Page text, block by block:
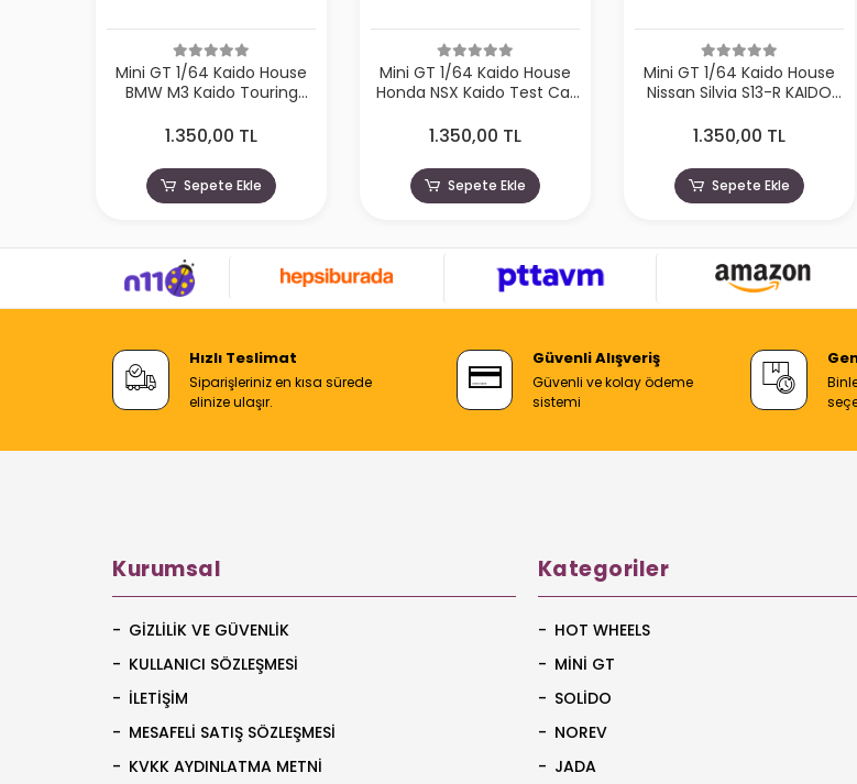
Mini GT 1/64 Kaido House
Honda NSX Kaido Test Car
1.350,00 TL
Sepete Ekle
Mini GT 1/64 Kaido House
Nissan Silvia S13-R KAIDO
1.350,00 TL
Sepete Ekle
Mini GT MGT00957 1/64
Ford Mustang Dark Horse
800,00 TL
Sepete Ekle
Hızlı Teslimat
Siparişleriniz en kısa sürede
elinize ulaşır.
Güvenli Alışveriş
Güvenli ve kolay ödeme
sistemi
Kurumsal
GIZLILIK VE GÜVENLIK
KULLANICI SÖZLEŞMESI
İLETIŞIM
MESAFELI SATIŞ SÖZLEŞMESI
KVKK AYDINLATMA METNI
Kategoriler
HOT WHEELS
MİNİ GT
SOLİDO
NOREV
JADA